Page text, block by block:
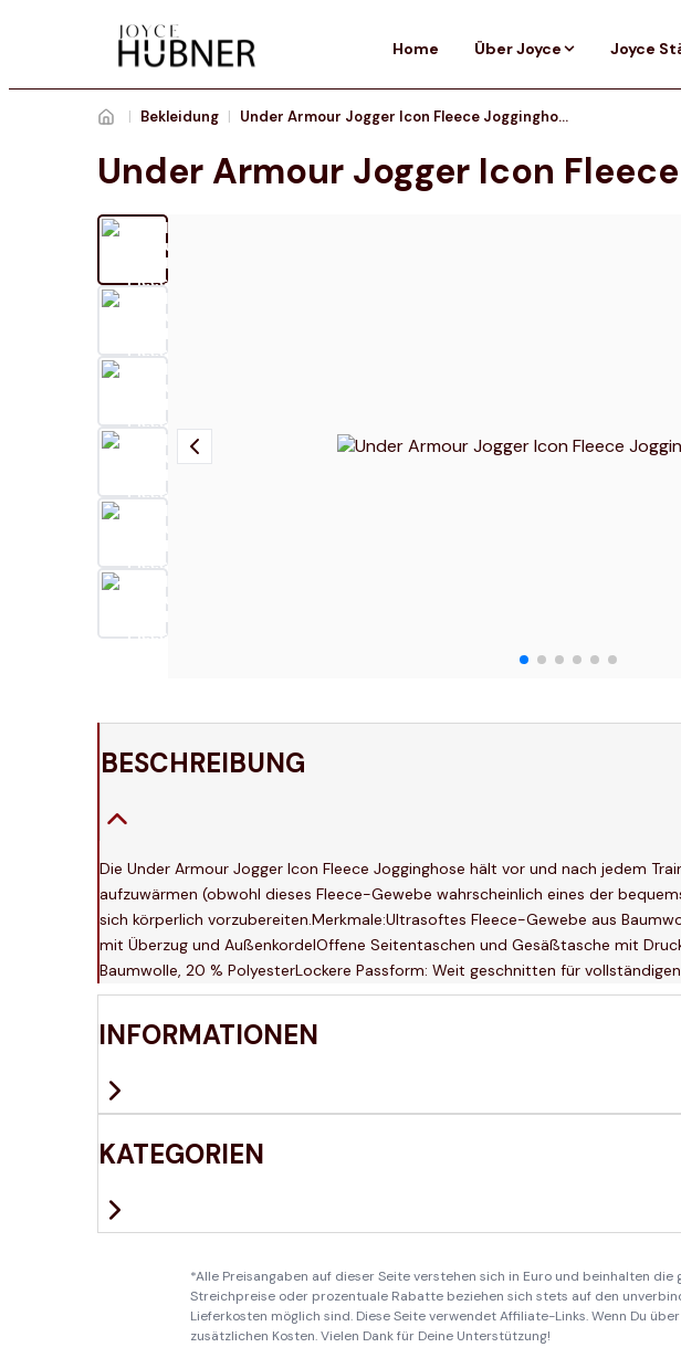
Home Über Joyce Joyce
| Bekleidung | Under Armour Jogger Icon Fleece Jogginghose olivgrün
Under Armour Jogger Icon
BESCHREIBUNG
Die Under Armour Jogger Icon Fleece Jogginghose hält vor und nach jedem
aufzuwärmen (obwohl dieses Fleece-Gewebe wahrscheinlich eines der
sich körperlich vorzubereiten.Merkmale:Ultrasoftes Fleece-Gewebe aus
mit Überzug und AußenkordelOffene Seitentaschen und Gesäßtasche mit
Baumwolle, 20 % PolyesterLockere Passform: Weit geschnitten für
INFORMATIONEN
KATEGORIEN
*Alle Preisangaben auf dieser Seite verstehen sich in Euro und beinhalten
Streichpreise oder prozentuale Rabatte beziehen sich stets auf den
Lieferkosten möglich sind. Diese Seite verwendet Affiliate-Links. Wenn Du
zusätzlichen Kosten. Vielen Dank für Deine Unterstützung!